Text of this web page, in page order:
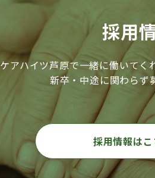
採用
ケアハイツ芦原で一緒に働いてく
新卒・中途に関わらず
採用情報はこ